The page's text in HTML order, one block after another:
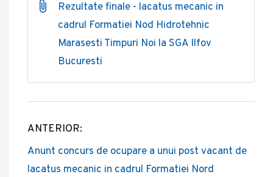
Rezultate finale - lacatus mecanic in
cadrul Formatiei Nod Hidrotehnic
Marasesti Timpuri Noi la SGA Ilfov
Bucuresti
Post
navigation
ANTERIOR:
Anunt concurs de ocupare a unui post vacant de
lacatus mecanic in cadrul Formatiei Nord